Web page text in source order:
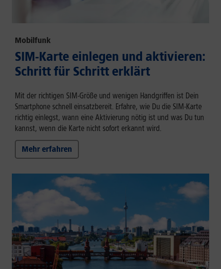
Mobilfunk
SIM-Karte einlegen und aktivieren:
Schritt für Schritt erklärt
Mit der richtigen SIM-Größe und wenigen Handgriffen ist Dein
Smartphone schnell einsatzbereit. Erfahre, wie Du die SIM-Karte
richtig einlegst, wann eine Aktivierung nötig ist und was Du tun
kannst, wenn die Karte nicht sofort erkannt wird.
Mehr erfahren